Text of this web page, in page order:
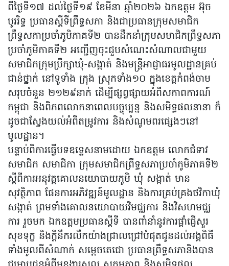
ពីថ្ងៃទី១៧ ដល់ថ្ងៃទី១៩ ខែមីនា ឆ្នាំ២០២៦ ឯកឧត្តម អ៊ុច
បូររិទ្ធ ប្រធានស្តីទីព្រឹទ្ធសភា និងជាប្រធានក្រុមសមាជិក
ព្រឹទ្ធសភាប្រចាំភូមិភាគទី២ បានដឹកនាំក្រុមសមាជិកព្រឹទ្ធសភា
ប្រចាំភូមិភាគទី២ អញ្ជើញចុះជួបសំណេះសំណាលជាមួយ
សមាជិកក្រុមប្រឹក្សាឃុំ-សង្កាត់ និងមន្ត្រីអាជ្ញាធរមូលដ្ឋានគ្រប់
ជាន់ថ្នាក់ នៅទូទាំង ក្រុង ស្រុកទាំង១០ ក្នុងខេត្តកំពង់ចាម
សរុបចំនួន ២១២៩នាក់ ដើម្បីផ្សព្វផ្សាយអំពីសភាពការណ៍
កម្ពុជា និងពិភពលោកនាពេលបច្ចុប្បន្ន និងសមិទ្ធផលនានា ក៏
ដូចជាស្វែងយល់អំពីតម្រូវការ និងសំណូមពរផ្សេងៗនៅ
មូលដ្ឋាន។
បន្ទាប់ពីការធ្វើបទឧទ្ទេសនាមដោយ ឯកឧត្តម លោកជំទាវ
សមាជិក សមាជិកា ក្រុមសមាជិកព្រឹទ្ធសភាប្រចាំភូមិភាគទី២
ស្តីពីការអនុវត្តគោលនយោបាយភូមិ ឃុំ សង្កាត់ មាន
សុវត្ថិភាព ផែនការអភិវឌ្ឍន៍មូលដ្ឋាន និងការគ្រប់គ្រងថវិកាឃុំ
សង្កាត់ ព្រមទាំងគោលនយោបាយវិមជ្ឈការ និងវិសហមជ្ឈ
ការ រួចមក ឯកឧត្តមប្រធានស្តីទី បានពាំនាំនូវការផ្តាំផ្ញើសួរ
សុខទុក្ខ និងក្តីនឹករលឹកយ៉ាងជ្រាលជ្រៅបំផុតជូនដល់អង្គពិធី
ទាំងមូលពីសំណាក់ សម្តេចតេជោ ប្រធានព្រឹទ្ធសភានិងបាន